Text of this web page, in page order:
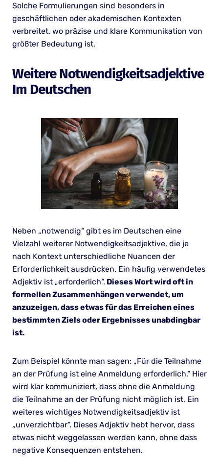
Solche Formulierungen sind besonders in
geschäftlichen oder akademischen Kontexten
verbreitet, wo präzise und klare Kommunikation von
größter Bedeutung ist.
Weitere Notwendigkeitsadjektive
Im Deutschen
Neben „notwendig“ gibt es im Deutschen eine
Vielzahl weiterer Notwendigkeitsadjektive, die je
nach Kontext unterschiedliche Nuancen der
Erforderlichkeit ausdrücken. Ein häufig verwendetes
Adjektiv ist „erforderlich“. Dieses Wort wird oft in
formellen Zusammenhängen verwendet, um
anzuzeigen, dass etwas für das Erreichen eines
bestimmten Ziels oder Ergebnisses unabdingbar
ist.
Zum Beispiel könnte man sagen: „Für die Teilnahme
an der Prüfung ist eine Anmeldung erforderlich.“ Hier
wird klar kommuniziert, dass ohne die Anmeldung
die Teilnahme an der Prüfung nicht möglich ist. Ein
weiteres wichtiges Notwendigkeitsadjektiv ist
„unverzichtbar“. Dieses Adjektiv hebt hervor, dass
etwas nicht weggelassen werden kann, ohne dass
negative Konsequenzen entstehen.